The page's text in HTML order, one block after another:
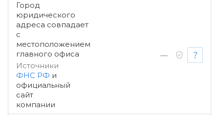
Город
юридического
адреса совпадает
с
местоположением
главного офиса
Источники
ФНС РФ и
официальный
сайт
компании
—